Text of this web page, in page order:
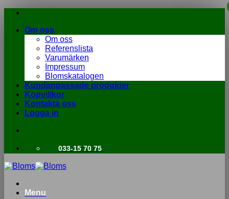
Skip
contentOm oss
Om oss
Referenslista
Varumärken
Impressum
Blomskatalogen
Kundanpassade produkter
Köpvillkor
Kontakta oss
Logga in
033-15 70 75
Menu